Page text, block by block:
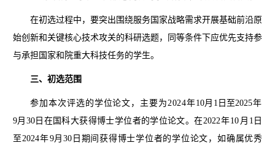
在初选过程中，要突出围绕服务国家战略需求开展基础前沿原
始创新和关键核心技术攻关的科研选题，同等条件下应优先支持参
与承担国家和院重大科技任务的学生。
三、初选范围
参加本次评选的学位论文，主要为2024年10月1日至2025年
9月30日在国科大获得博士学位者的学位论文。在2022年10月 1日
至2024年9月30日期间获得博士学位者的学位论文，如确属优秀